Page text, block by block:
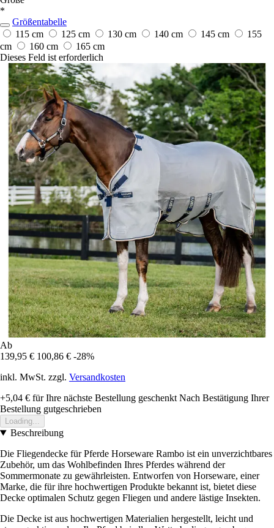
*
Größentabelle
115 cm
125 cm 130 cm 140 cm 145 cm
155
cm
160 cm
165 cm
Dieses Feld ist erforderlich
Ab
139,95 € 100,86 € -28%
inkl. MwSt. zzgl. Versandkosten
+5,04 € für Ihre nächste Bestellung geschenkt Nach Bestätigung Ihrer
Bestellung gutgeschrieben
Loading...
Beschreibung
Die Fliegendecke für Pferde Horseware Rambo ist ein unverzichtbares
Zubehör, um das Wohlbefinden Ihres Pferdes während der
Sommermonate zu gewährleisten. Entworfen von Horseware, einer
Marke, die für ihre hochwertigen Produkte bekannt ist, bietet diese
Decke optimalen Schutz gegen Fliegen und andere lästige Insekten.
Die Decke ist aus hochwertigen Materialien hergestellt, leicht und